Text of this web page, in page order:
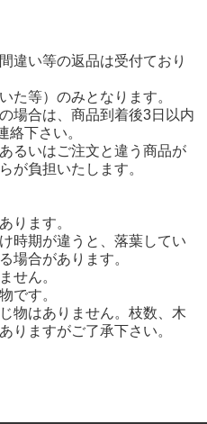
違い等の返品は受付ており
た等）のみとなります。
場合は、商品到着後3日以内
絡下さい。
るいはご注文と違う商品が
が負担いたします。
ます。
時期が違うと、落葉してい
場合があります。
せん。
です。
物はありません。枝数、木
りますがご了承下さい。